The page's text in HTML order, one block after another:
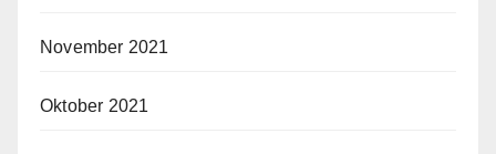
November 2021
Oktober 2021